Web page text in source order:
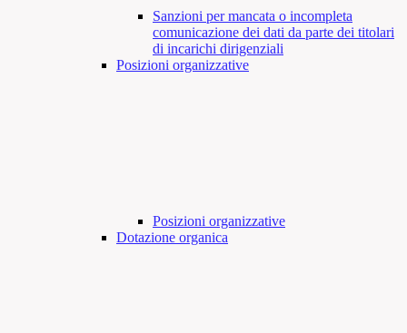
Sanzioni per mancata o incompleta
comunicazione dei dati da parte dei titolari
di incarichi dirigenziali
Posizioni organizzative
Posizioni organizzative
Dotazione organica